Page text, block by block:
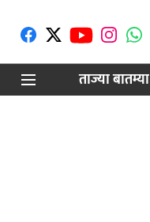
ताज्या बातम्या